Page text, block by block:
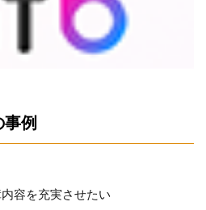
例
容を充実させたい